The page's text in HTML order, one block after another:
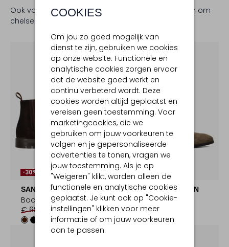
COOKIES
Om jou zo goed mogelijk van
dienst te zijn, gebruiken we cookies
op onze website. Functionele en
analytische cookies zorgen ervoor
dat de website goed werkt en
continu verbeterd wordt. Deze
cookies worden altijd geplaatst en
vereisen geen toestemming. Voor
marketingcookies, die we
gebruiken om jouw voorkeuren te
volgen en je gepersonaliseerde
advertenties te tonen, vragen we
jouw toestemming. Als je op
"Weigeren" klikt, worden alleen de
functionele en analytische cookies
geplaatst. Je kunt ook op "Cookie-
instellingen" klikken voor meer
informatie of om jouw voorkeuren
aan te passen.
Ook voor heren zijn er verschillende mogelijkheden om
chelsea boots te combineren.
-30%
SANTONI
Boots
€ 689,95 € 482,99
Laatste Items
-50%
STEFANO LAURAN
Chelsea boots
€ 169,95